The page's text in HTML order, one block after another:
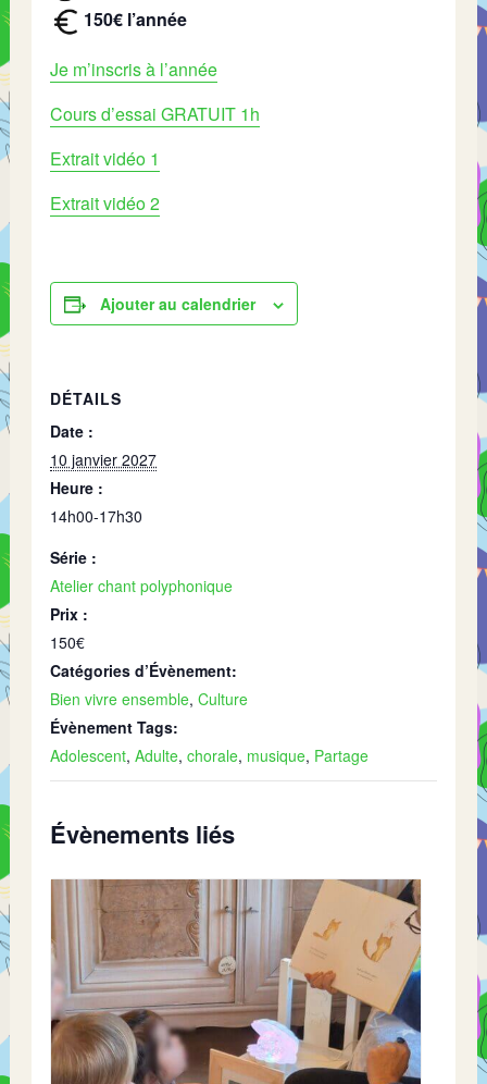
150€ l’année
Je m’inscris à l’année
Cours d’essai GRATUIT 1h
Extrait vidéo 1
Extrait vidéo 2
Ajouter au calendrier
DÉTAILS
Date :
10 janvier 2027
Heure :
14h00-17h30
Série :
Atelier chant polyphonique
Prix :
150€
Catégories d’Évènement:
Bien vivre ensemble,Culture
Évènement Tags:
Adolescent,Adulte,chorale, musique, Partage
Évènements liés